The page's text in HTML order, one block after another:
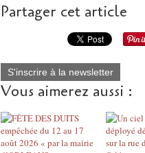
Partager cet article
S'inscrire à la newsletter
Vous aimerez aussi :